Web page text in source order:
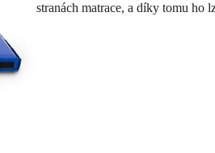
stranách matrace, a díky tomu ho